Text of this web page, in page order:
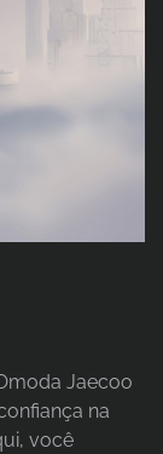
Jaecoo
na
você